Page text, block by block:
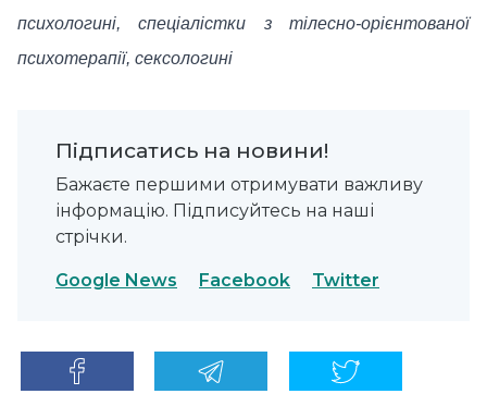
психологині, спеціалістки з тілесно-орієнтованої
психотерапії, сексологині
Підписатись на новини!
Бажаєте першими отримувати важливу
інформацію. Підписуйтесь на наші
стрічки.
Google News Facebook Twitter